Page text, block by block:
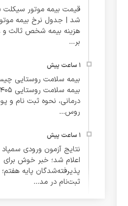
شد | جدول نرخ بیمه
هزینه بیمه شخص ثالث و
بر...
بیمه سلامت روستایی
درمانی، نحوه ثبت نام و
روس...
اعلام شد؛ خبر خوش برای
پذیرفته‌شدگان پایه
ثبت‌نام در مد...